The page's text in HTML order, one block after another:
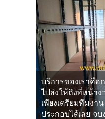
บริการของเราคือ
ไปส่งให้ถึงที่หน้าง
เพียงเตรียมทีมงา
ประกอบได้เลย จ